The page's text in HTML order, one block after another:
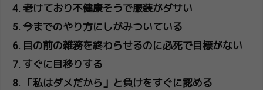
老けており不健康そうで服装がダサい
今までのやり方にしがみついている
目の前の雑務を終わらせるのに必死で目標がない
すぐに目移りする
「私はダメだから」と負けをすぐに認める